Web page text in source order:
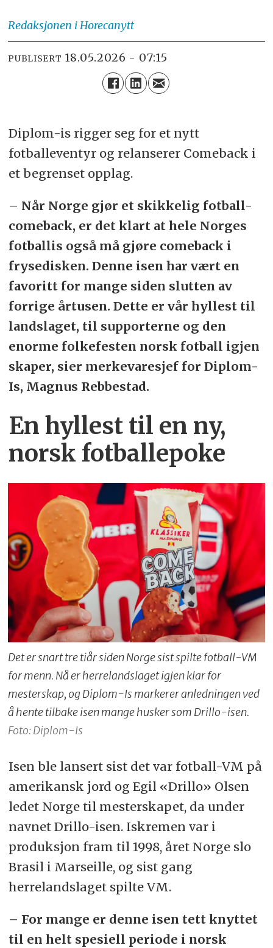
Redaksjonen i Horecanytt
PUBLISERT 18.05.2026 - 07:15
Diplom-is rigger seg for et nytt
fotballeventyr og relanserer Comeback i
et begrenset opplag.
– Når Norge gjør et skikkelig fotball-
comeback, er det klart at hele Norges
fotballis også må gjøre comeback i
frysedisken. Denne isen har vært en
favoritt for mange siden slutten av
forrige årtusen. Dette er vår hyllest til
landslaget, til supporterne og den
enorme folkefesten norsk fotball igjen
skaper, sier merkevaresjef for Diplom-
Is, Magnus Rebbestad.
En hyllest til en ny,
norsk fotballepoke
Det er snart tre tiår siden Norge sist spilte fotball-VM
for menn. Nå er herrelandslaget igjen klar for
mesterskap, og Diplom-Is markerer anledningen ved
å hente tilbake isen mange husker som Drillo-isen.
Foto: Diplom-Is
Isen ble lansert sist det var fotball-VM på
amerikansk jord og Egil «Drillo» Olsen
ledet Norge til mesterskapet, da under
navnet Drillo-isen. Iskremen var i
produksjon fram til 1998, året Norge slo
Brasil i Marseille, og sist gang
herrelandslaget spilte VM.
– For mange er denne isen tett knyttet
til en helt spesiell periode i norsk